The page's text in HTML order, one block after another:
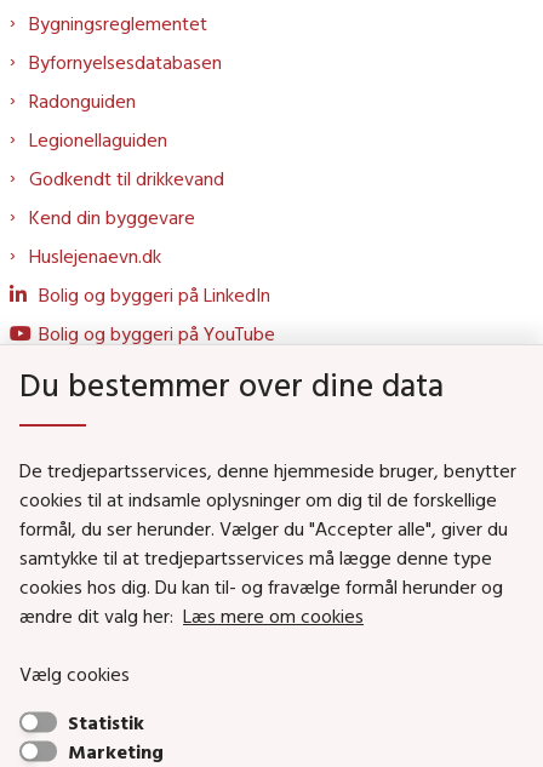
Bygningsreglementet
Byfornyelsesdatabasen
Radonguiden
Legionellaguiden
Godkendt til drikkevand
Kend din byggevare
Huslejenaevn.dk
Bolig og byggeri på LinkedIn
Bolig og byggeri på YouTube
Social- og Boligministeriet
Job i Social- og Boligstyrelsen
Puljer og tilskud
Nyhedsbreve
Social- og Boligstyrelsens nyheder som RSS feed
Du bestemmer over dine data
De tredjepartsservices, denne hjemmeside bruger, benytter
cookies til at indsamle oplysninger om dig til de forskellige
formål, du ser herunder. Vælger du "Accepter alle", giver du
samtykke til at tredjepartsservices må lægge denne type
cookies hos dig. Du kan til- og fravælge formål herunder og
ændre dit valg her: Læs mere om cookies
Vælg cookies
Statistik
Marketing